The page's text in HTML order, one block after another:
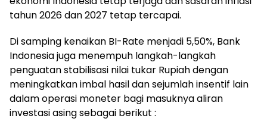
tahun 2026 dan 2027 tetap tercapai.
Di samping kenaikan BI-Rate menjadi 5,50%, Bank
Indonesia juga menempuh langkah-langkah
penguatan stabilisasi nilai tukar Rupiah dengan
meningkatkan imbal hasil dan sejumlah insentif lain
dalam operasi moneter bagi masuknya aliran
investasi asing sebagai berikut :